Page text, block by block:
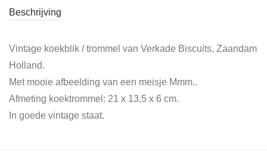
Beschrijving
Vintage koekblik / trommel van Verkade Biscuits, Zaandam
Holland.
Met mooie afbeelding van een meisje Mmm..
Afmeting koektrommel: 21 x 13,5 x 6 cm.
In goede vintage staat.